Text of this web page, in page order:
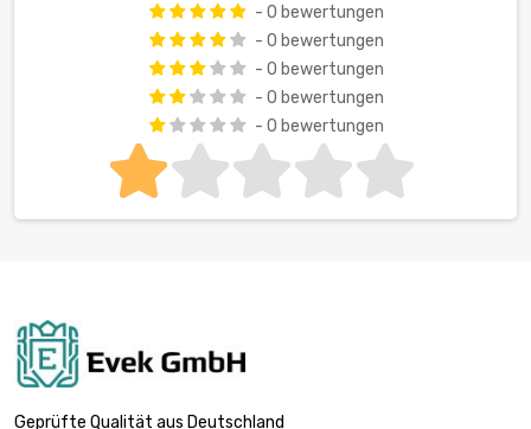
- 0 bewertungen
- 0 bewertungen
- 0 bewertungen
- 0 bewertungen
- 0 bewertungen
Geprüfte Qualität aus Deutschland